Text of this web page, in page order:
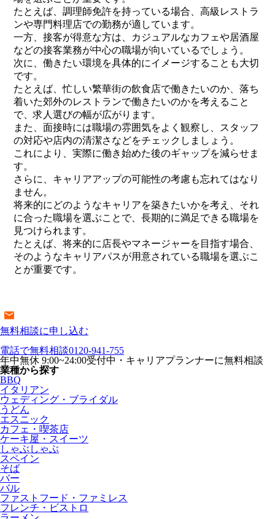
たとえば、調理師免許を持っている場合、高級レストラ
ンや専門料理店での勤務が適しています。
一方、接客が得意な方は、カジュアルなカフェや居酒屋
などの接客業務が中心の職場が向いているでしょう。
次に、働きたい環境を具体的にイメージすることも大切
です。
たとえば、忙しい繁華街の飲食店で働きたいのか、落ち
着いた郊外のレストランで働きたいのかを考えること
で、求人選びの幅が広がります。
また、面接時には職場の雰囲気をよく観察し、スタッフ
の対応や店内の清潔さなどをチェックしましょう。
これにより、実際に働き始めた後のギャップを減らせま
す。
さらに、キャリアアップの可能性の考慮も忘れてはなり
ません。
将来的にどのようなキャリアを築きたいかを考え、それ
に合った職場を選ぶことで、長期的に満足できる職場を
見つけられます。
たとえば、将来的に店長やマネージャーを目指す場合、
そのようなキャリアパスが用意されている職場を選ぶこ
とが重要です。
無料相談に申し込む
電話で無料相談0120-941-755
年中無休 9:00~24:00受付中・キャリアプランナーに無料相談
業種から探す
BBQ
イタリアン
ウェディング・ブライダル
うどん
エスニック
カフェ・喫茶店
ケーキ屋・スイーツ
しゃぶしゃぶ
スペイン
そば
バー
バル
ファストフード・ファミレス
フレンチ・ビストロ